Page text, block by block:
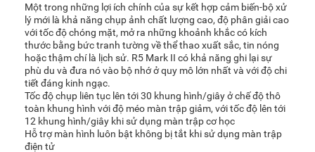
Một trong những lợi ích chính của sự kết hợp cảm biến-bộ xử
lý mới là khả năng chụp ảnh chất lượng cao, độ phân giải cao
với tốc độ chóng mặt, mở ra những khoảnh khắc có kích
thước bằng bức tranh tường về thể thao xuất sắc, tin nóng
hoặc thậm chí là lịch sử. R5 Mark II có khả năng ghi lại sự
phù du và đưa nó vào bộ nhớ ở quy mô lớn nhất và với độ chi
tiết đáng kinh ngạc.
Tốc độ chụp liên tục lên tới 30 khung hình/giây ở chế độ thô
toàn khung hình với độ méo màn trập giảm, với tốc độ lên tới
12 khung hình/giây khi sử dụng màn trập cơ học
Hỗ trợ màn hình luôn bật không bị tắt khi sử dụng màn trập
điện tử